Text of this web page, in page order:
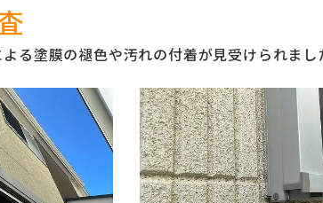
る塗膜の褪色や汚れの付着が見受けられまし